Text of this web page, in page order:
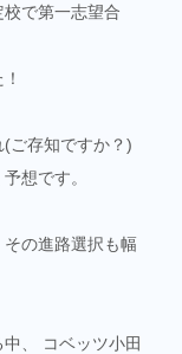
で第一志望合
ご存知ですか？)
想です。
の進路選択も幅
、 コベッツ小田